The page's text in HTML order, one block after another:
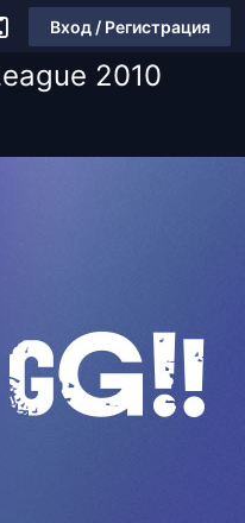
Вход / Регистрация
2010